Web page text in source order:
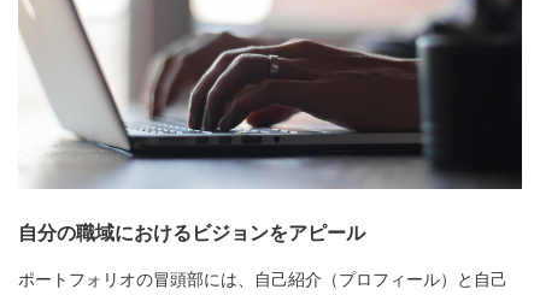
自分の職域におけるビジョンをアピール
ポートフォリオの冒頭部には、自己紹介（プロフィール）と自己